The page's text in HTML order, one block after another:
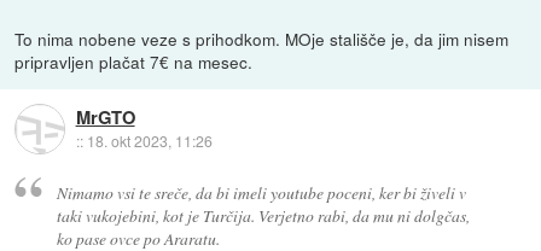
To nima nobene veze s prihodkom. MOje stališče je, da jim nisem
pripravljen plačat 7€ na mesec.
MrGTO
:: 18. okt 2023, 11:26
Nimamo vsi te sreče, da bi imeli youtube poceni, ker bi živeli v
taki vukojebini, kot je Turčija. Verjetno rabi, da mu ni dolgčas,
ko pase ovce po Araratu.